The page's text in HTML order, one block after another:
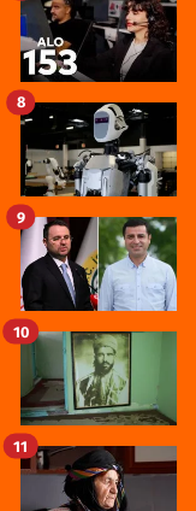
8
9
10
11